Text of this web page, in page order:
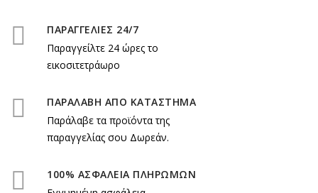
ΠΑΡΑΓΓΕΛΙΕΣ 24/7
Παραγγείλτε 24 ώρες το
εικοσιτετράωρο
ΠΑΡΑΛΑΒΗ ΑΠΟ ΚΑΤΑΣΤΗΜΑ
Παράλαβε τα προϊόντα της
παραγγελίας σου Δωρεάν.
100% ΑΣΦΑΛΕΙΑ ΠΛΗΡΩΜΩΝ